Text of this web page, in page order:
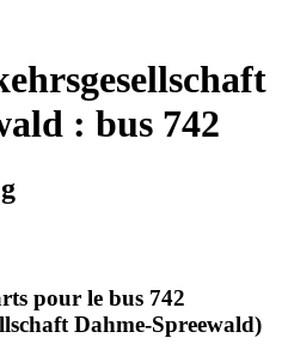
: bus 742
pour le bus 742
Dahme-Spreewald)